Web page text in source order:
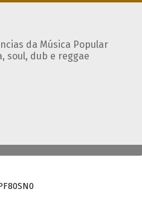
da Música Popular
soul, dub e reggae